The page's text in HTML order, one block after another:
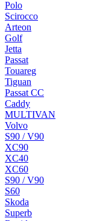
Polo
Scirocco
Arteon
Golf
Jetta
Passat
Touareg
Tiguan
Passat CC
Caddy
MULTIVAN
Volvo
S90 / V90
XC90
XC40
XC60
S90 / V90
S60
Skoda
Superb